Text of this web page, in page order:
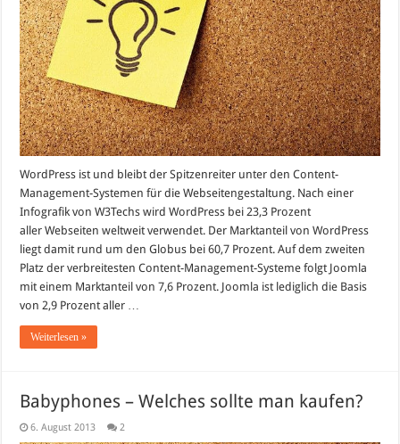
WordPress ist und bleibt der Spitzenreiter unter den Content-
Management-Systemen für die Webseitengestaltung. Nach einer
Infografik von W3Techs wird WordPress bei 23,3 Prozent
aller Webseiten weltweit verwendet. Der Marktanteil von WordPress
liegt damit rund um den Globus bei 60,7 Prozent. Auf dem zweiten
Platz der verbreitesten Content-Management-Systeme folgt Joomla
mit einem Marktanteil von 7,6 Prozent. Joomla ist lediglich die Basis
von 2,9 Prozent aller …
Weiterlesen »
Babyphones – Welches sollte man kaufen?
6. August 2013 2